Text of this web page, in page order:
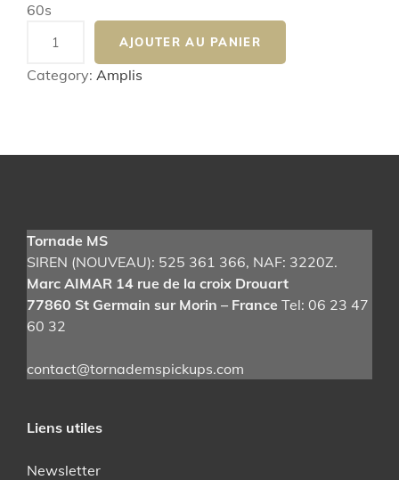
60s
a
t
F
u
z
z
F
c
e
AJOUTER AU PANIER
Category: Amplis
Tornade MS
SIREN (NOUVEAU): 525 361 366, NAF: 3220Z.
Marc AIMAR 14 rue de la croix Drouart
77860 St Germain sur Morin – France Tel: 06 23 47
60 32
contact@tornademspickups.com
Liens utiles
Newsletter